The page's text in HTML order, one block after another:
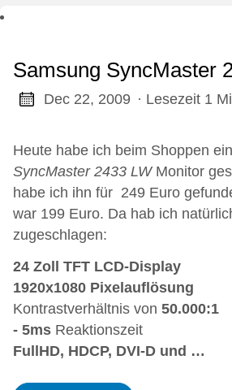
Samsung SyncMaster
Dec 22, 2009 · Lesezeit 1
Heute habe ich beim Shoppen
SyncMaster 2433 LWMonitor
habe ich ihn für 249 Euro
war 199 Euro. Da hab ich
zugeschlagen:
24 Zoll TFT LCD-Display
1920x1080 Pixelauflösung
Kontrastverhältnis von 50.000:1
- 5ms Reaktionszeit
FullHD, HDCP, DVI-D und …